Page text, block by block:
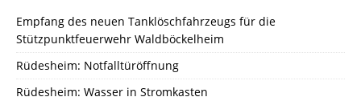
Empfang des neuen Tanklöschfahrzeugs für die
Stützpunktfeuerwehr Waldböckelheim
Rüdesheim: Notfalltüröffnung
Rüdesheim: Wasser in Stromkasten